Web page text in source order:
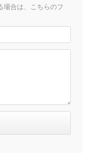
場合は、こちらのフ